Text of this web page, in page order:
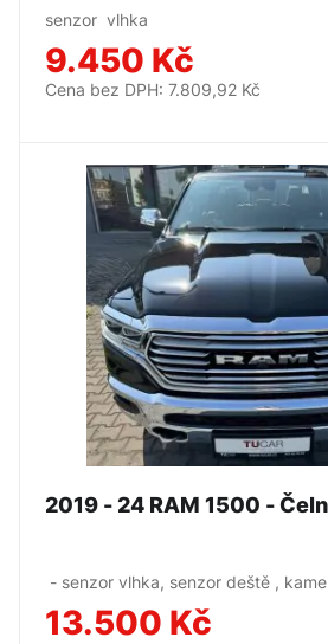
senzor vlhka
9.450 Kč
Cena bez DPH: 7.809,92 Kč
- senzor vlhka, senzor deště ,
13.500 Kč